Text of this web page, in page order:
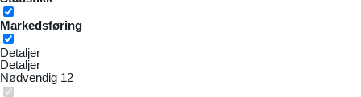
Markedsføring
Detaljer
Detaljer
Nødvendig 12